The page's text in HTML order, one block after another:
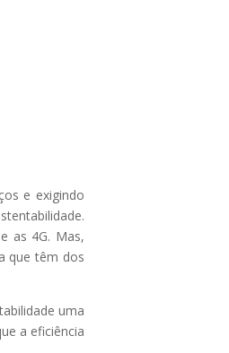
e exigindo
as 4G. Mas,
que têm dos
uma
a eficiência